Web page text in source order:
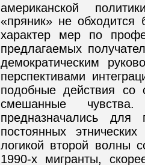
американской
«пряник» не обходится
характер мер по
предлагаемых
демократическим
перспективами
подобные действия со
смешанные
предназначались для
постоянных
логикой второй волны
1990-х мигранты,